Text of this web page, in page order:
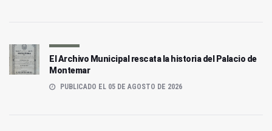
El Archivo Municipal rescata la historia del Palacio de
Montemar
PUBLICADO EL 05 DE AGOSTO DE 2026